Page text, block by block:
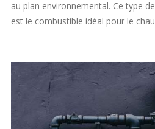
au plan environnemental. Ce type
est le combustible idéal pour le